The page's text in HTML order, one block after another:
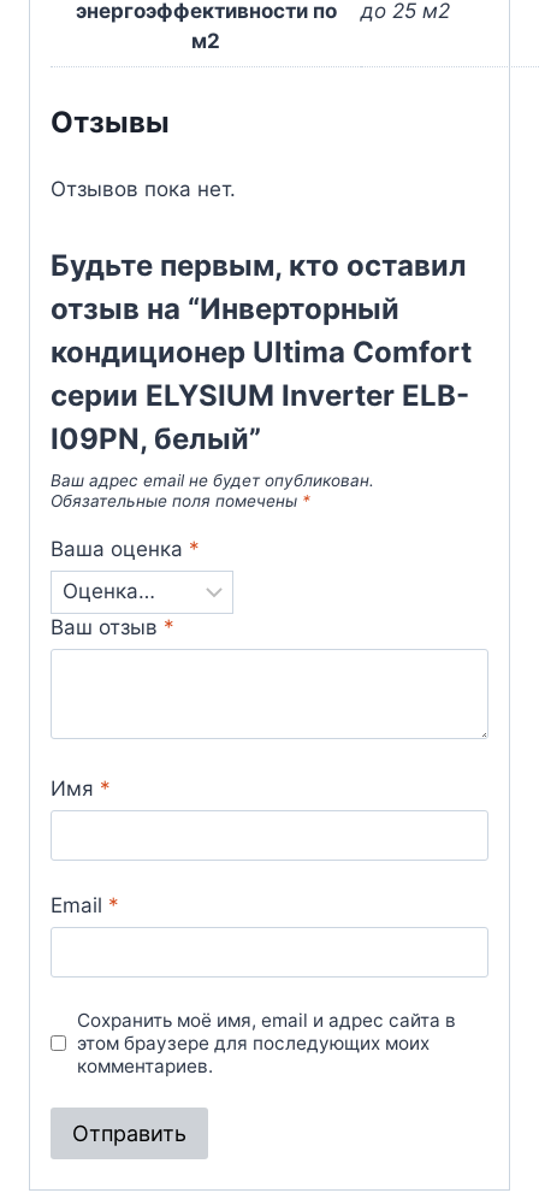
энергоэффективности по
м2
до 25 м2
Отзывы
Отзывов пока нет.
Будьте первым, кто оставил
отзыв на “Инверторный
кондиционер Ultima Comfort
серии ELYSIUM Inverter ELB-
I09PN, белый”
Ваш адрес email не будет опубликован.
Обязательные поля помечены *
Ваша оценка *
Ваш отзыв *
Имя *
Email *
Сохранить моё имя, email и адрес сайта в
этом браузере для последующих моих
комментариев.